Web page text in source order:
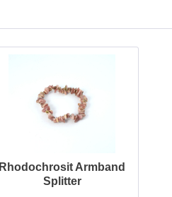
Rhodochrosit Armband
Splitter